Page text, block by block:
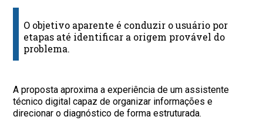
O objetivo aparente é conduzir o usuário por
etapas até identificar a origem provável do
problema.
A proposta aproxima a experiência de um assistente
técnico digital capaz de organizar informações e
direcionar o diagnóstico de forma estruturada.